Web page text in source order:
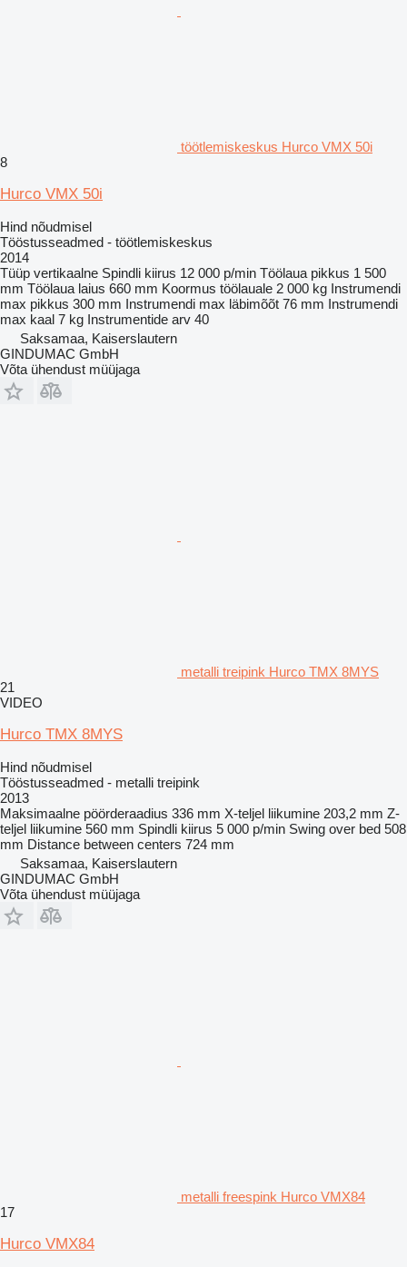
töötlemiskeskus Hurco VMX 50i
8
Hurco VMX 50i
Hind nõudmisel
Tööstusseadmed - töötlemiskeskus
2014
Tüüp vertikaalne Spindli kiirus 12 000 p/min Töölaua pikkus 1 500
mm Töölaua laius 660 mm Koormus töölauale 2 000 kg Instrumendi
max pikkus 300 mm Instrumendi max läbimõõt 76 mm Instrumendi
max kaal 7 kg Instrumentide arv 40
Saksamaa, Kaiserslautern
GINDUMAC GmbH
Võta ühendust müüjaga
metalli treipink Hurco TMX 8MYS
21
VIDEO
Hurco TMX 8MYS
Hind nõudmisel
Tööstusseadmed - metalli treipink
2013
Maksimaalne pöörderaadius 336 mm X-teljel liikumine 203,2 mm Z-
teljel liikumine 560 mm Spindli kiirus 5 000 p/min Swing over bed 508
mm Distance between centers 724 mm
Saksamaa, Kaiserslautern
GINDUMAC GmbH
Võta ühendust müüjaga
metalli freespink Hurco VMX84
17
Hurco VMX84